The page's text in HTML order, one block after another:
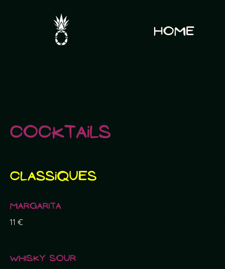
Home
Cocktails
Classiques
Margarita
11 €
Whisky sour